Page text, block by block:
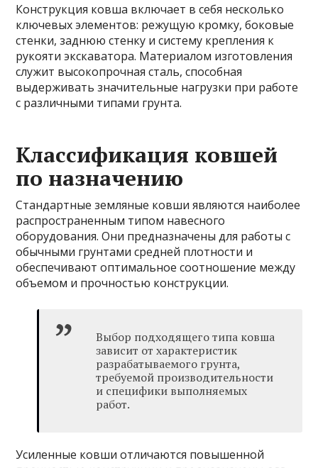
Конструкция ковша включает в себя несколько
ключевых элементов: режущую кромку, боковые
стенки, заднюю стенку и систему крепления к
рукояти экскаватора. Материалом изготовления
служит высокопрочная сталь, способная
выдерживать значительные нагрузки при работе
с различными типами грунта.
Классификация ковшей
по назначению
Стандартные земляные ковши являются наиболее
распространенным типом навесного
оборудования. Они предназначены для работы с
обычными грунтами средней плотности и
обеспечивают оптимальное соотношение между
объемом и прочностью конструкции.
Выбор подходящего типа ковша
зависит от характеристик
разрабатываемого грунта,
требуемой производительности
и специфики выполняемых
работ.
Усиленные ковши отличаются повышенной